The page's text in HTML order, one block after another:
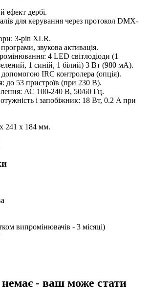
ефект дербі.
для керування через протокол DMX-
3-pin XLR.
звукова активація.
4 LED світлодіоди (1
1 синій, 1 білий) 3 Вт (980 мА).
допомогою IRC контролера (опція).
до 53 пристроїв (при 230 В).
АС 100-240 В, 50/60 Гц.
і запобіжник: 18 Вт, 0.2 A при
241 x 184 мм.
випромінювачів - 3 місяці)
немає - ваш може стати